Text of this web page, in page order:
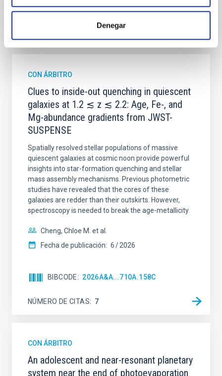
Denegar
BIBCODE 2026APJ..1003...83Y
CON ÁRBITRO
Clues to inside-out quenching in quiescent
galaxies at 1.2 ≲ z ≲ 2.2: Age, Fe-, and
Mg-abundance gradients from JWST-
SUSPENSE
Spatially resolved stellar populations of massive
quiescent galaxies at cosmic noon provide powerful
insights into star-formation quenching and stellar
mass assembly mechanisms. Previous photometric
studies have revealed that the cores of these
galaxies are redder than their outskirts. However,
spectroscopy is needed to break the age-metallicity
Cheng, Chloe M. et al.
Fecha de publicación: 6 2026
BIBCODE 2026A&A...710A.158C
NÚMERO DE CITAS 7
CON ÁRBITRO
An adolescent and near-resonant planetary
system near the end of photoevaporation